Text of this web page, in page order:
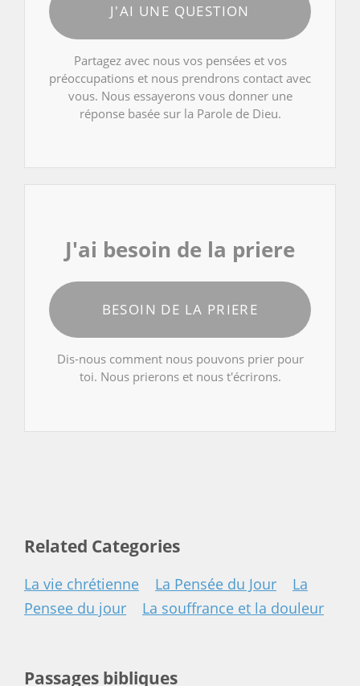
J'AI UNE QUESTION
Partagez avec nous vos pensées et vos
préoccupations et nous prendrons contact avec
vous. Nous essayerons vous donner une
réponse basée sur la Parole de Dieu.
J'ai besoin de la priere
BESOIN DE LA PRIERE
Dis-nous comment nous pouvons prier pour
toi. Nous prierons et nous t'écrirons.
Related Categories
La vie chrétienne La Pensée du Jour
La
Pensee du jour
La souffrance et la douleur
Passages bibliques